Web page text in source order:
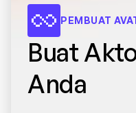
PEMBUAT
Buat
Anda